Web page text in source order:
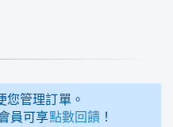
您管理訂單。
員可享點數回饋！